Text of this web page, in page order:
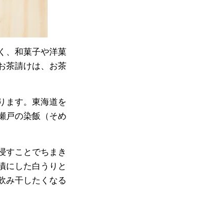
、和菓子や洋菓
茶請けは、お茶
ます。東海道を
戸の染飯（そめ
すことでちまき
にした白うりと
み干したくなる